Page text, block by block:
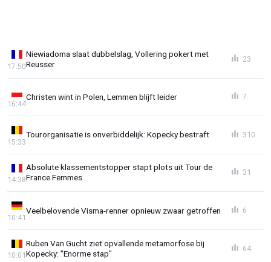
Niewiadoma slaat dubbelslag, Vollering pokert met
Reusser
17:50
23
Christen wint in Polen, Lemmen blijft leider
16:44
7
Tourorganisatie is onverbiddelijk: Kopecky bestraft
15:33
310
Absolute klassementstopper stapt plots uit Tour de
France Femmes
14:38
31
Veelbelovende Visma-renner opnieuw zwaar getroffen
10:41
6
Ruben Van Gucht ziet opvallende metamorfose bij
Kopecky: "Enorme stap"
10:01
64